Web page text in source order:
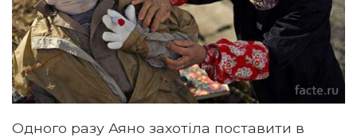
Одного разу Аяно захотіла поставити в